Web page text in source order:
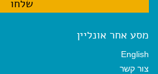
מסע אחר אונליין
English
צור קשר